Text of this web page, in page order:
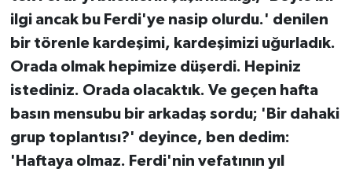
ilgi ancak bu Ferdi'ye nasip olurdu.' denilen
bir törenle kardeşimi, kardeşimizi uğurladık.
Orada olmak hepimize düşerdi. Hepiniz
istediniz. Orada olacaktık. Ve geçen hafta
basın mensubu bir arkadaş sordu; 'Bir dahaki
grup toplantısı?' deyince, ben dedim:
'Haftaya olmaz. Ferdi'nin vefatının yıl